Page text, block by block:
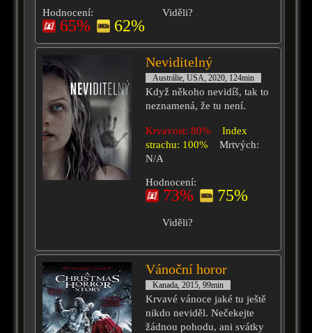
Hodnocení:
65% 62%
Viděli?
Neviditelný
Austrálie, USA, 2020, 124min
Když někoho nevidíš, tak to
neznamená, že tu není.
Krvavost: 80%
Index
strachu: 100%
Mrtvých:
N/A
Hodnocení:
73% 75%
Viděli?
Vánoční horor
Kanada, 2015, 99min
Krvavé vánoce jaké tu ještě
nikdo neviděl. Nečekejte
žádnou pohodu, ani svátky